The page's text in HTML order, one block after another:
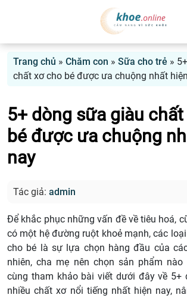
Trang chủ » Chăm con » Sữa cho trẻ »
chất xơ cho bé được ưa chuộng nhất
5+ dòng sữa giàu
bé được ưa chuộng
nay
Tác giả: admin
Để khắc phục những vấn đề về tiêu hoá,
có một hệ đường ruột khoẻ mạnh, các
cho bé là sự lựa chọn hàng đầu của
nhiên, cha mẹ nên chọn sản phẩm
cùng tham khảo bài viết dưới đây về 5+
nhiều chất xơ nổi tiếng nhất hiện nay,